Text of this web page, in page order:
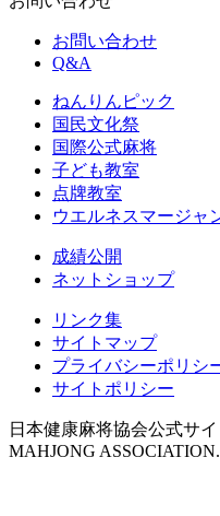
お問い合わせ
Q&A
ねんりんピック
国民文化祭
国際公式麻将
子ども教室
点牌教室
ウエルネスマージャ
成績公開
ネットショップ
リンク集
サイトマップ
プライバシーポリシ
サイトポリシー
日本健康麻将協会公式サ
MAHJONG ASSOCIATION.